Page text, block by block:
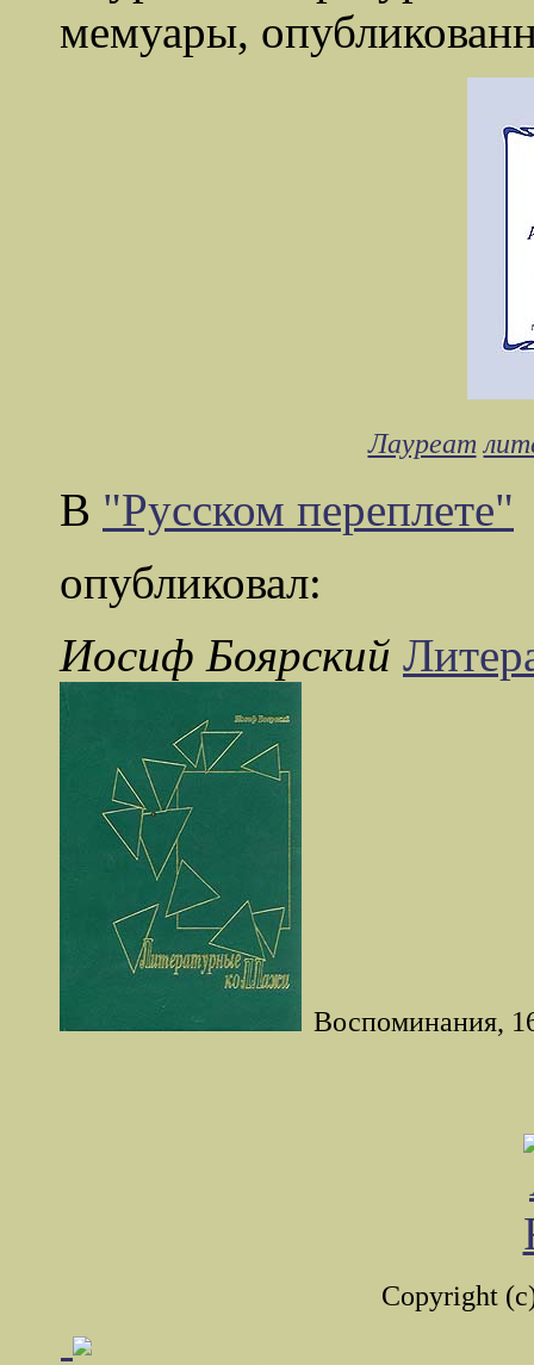
мемуары,
Лауреат
В "Русском переплете"
опубликовал:
Иосиф Боярский
Воспоминания,
Copyright